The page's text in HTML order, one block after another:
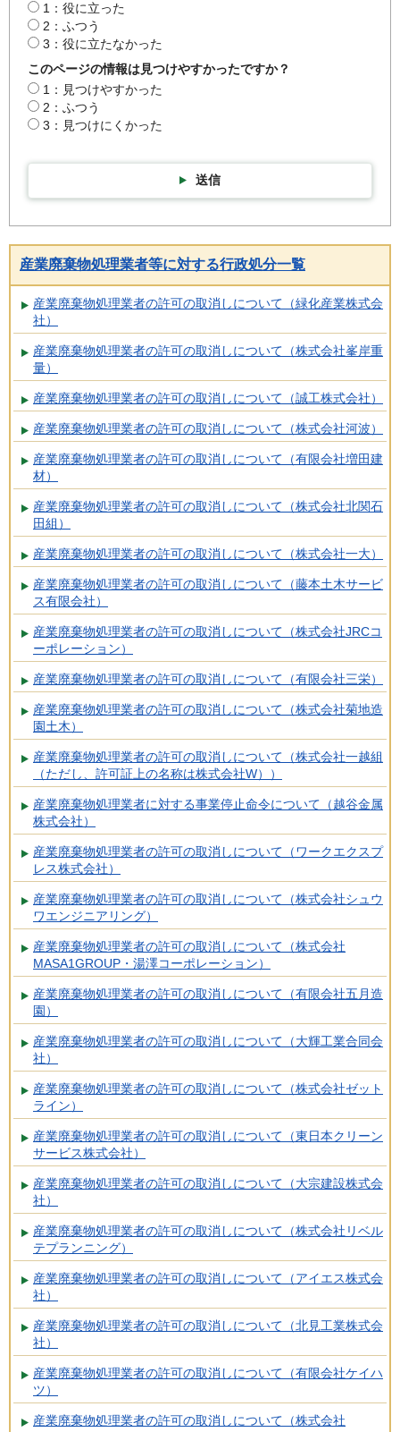
1：役に立った
2：ふつう
3：役に立たなかった
このページの情報は見つけやすかったですか？
1：見つけやすかった
2：ふつう
3：見つけにくかった
送信
産業廃棄物処理業者等に対する行政処分一覧
産業廃棄物処理業者の許可の取消しについて（緑化産業株式会
社）
産業廃棄物処理業者の許可の取消しについて（株式会社峯岸重
量）
産業廃棄物処理業者の許可の取消しについて（誠工株式会社）
産業廃棄物処理業者の許可の取消しについて（株式会社河波）
産業廃棄物処理業者の許可の取消しについて（有限会社増田建
材）
産業廃棄物処理業者の許可の取消しについて（株式会社北関石
田組）
産業廃棄物処理業者の許可の取消しについて（株式会社一大）
産業廃棄物処理業者の許可の取消しについて（藤本土木サービ
ス有限会社）
産業廃棄物処理業者の許可の取消しについて（株式会社JRCコ
ーポレーション）
産業廃棄物処理業者の許可の取消しについて（有限会社三栄）
産業廃棄物処理業者の許可の取消しについて（株式会社菊地造
園土木）
産業廃棄物処理業者の許可の取消しについて（株式会社一越組
（ただし、許可証上の名称は株式会社W））
産業廃棄物処理業者に対する事業停止命令について（越谷金属
株式会社）
産業廃棄物処理業者の許可の取消しについて（ワークエクスプ
レス株式会社）
産業廃棄物処理業者の許可の取消しについて（株式会社シュウ
ワエンジニアリング）
産業廃棄物処理業者の許可の取消しについて（株式会社
MASA1GROUP・湯澤コーポレーション）
産業廃棄物処理業者の許可の取消しについて（有限会社五月造
園）
産業廃棄物処理業者の許可の取消しについて（大輝工業合同会
社）
産業廃棄物処理業者の許可の取消しについて（株式会社ゼット
ライン）
産業廃棄物処理業者の許可の取消しについて（東日本クリーン
サービス株式会社）
産業廃棄物処理業者の許可の取消しについて（大宗建設株式会
社）
産業廃棄物処理業者の許可の取消しについて（株式会社リベル
テプランニング）
産業廃棄物処理業者の許可の取消しについて（アイエス株式会
社）
産業廃棄物処理業者の許可の取消しについて（北見工業株式会
社）
産業廃棄物処理業者の許可の取消しについて（有限会社ケイハ
ツ）
産業廃棄物処理業者の許可の取消しについて（株式会社